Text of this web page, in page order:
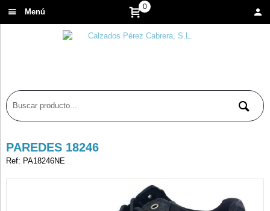
0
PAREDES 18246
Ref: PA18246NE
Menú